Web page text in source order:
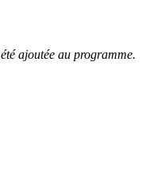
ajoutée au programme.